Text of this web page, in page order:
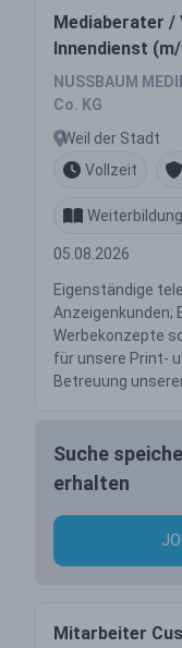
Mediaberater /
Innendienst
NUSSBAUM
Co. KG
Weil der Stadt
Vollzeit
05.08.2026
Eigenständige
Anzeigenkunden;
Werbekonzepte
für unsere Print-
Betreuung
Suche
erhalten
Mitarbeiter